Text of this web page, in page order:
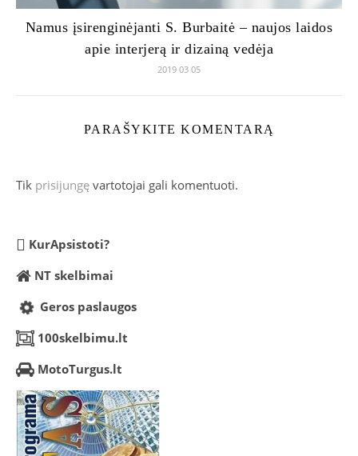
Namus įsirenginėjanti S. Burbaitė – naujos laidos
apie interjerą ir dizainą vedėja
2019 03 05
PARAŠYKITE KOMENTARĄ
Tik prisijungę vartotojai gali komentuoti.
KurApsistoti?
NT skelbimai
Geros paslaugos
100skelbimu.lt
MotoTurgus.lt